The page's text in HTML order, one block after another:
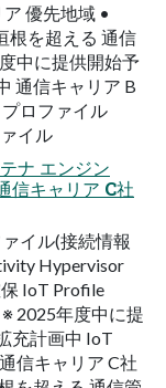
優先地域 •
根を超える 通信
中に提供開始予
通信キャリア B
ロファイル
イル
ナ エンジン
キャリア C社
イル(接続情報
Hypervisor
IoT Profile
2025年度中に提
充計画中 IoT
信キャリア C社